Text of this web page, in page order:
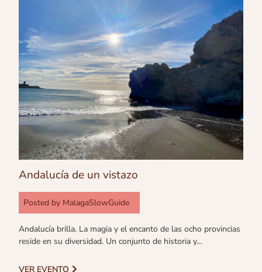
Andalucía de un vistazo
Posted by MalagaSlowGuide
Andalucía brilla. La magia y el encanto de las ocho provincias
reside en su diversidad. Un conjunto de historia y…
VER EVENTO